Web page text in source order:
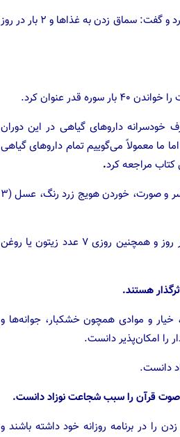
رنج می‌برند را به خوردن انار و برجستگی‌های درون آن توصیف کرد و گفت: سماق زدن به غذاها و ۲ بار در روز
عنوان کرد.
داروهای گیاهی در این دوران
ما معمولاً می‌گوییم تمام داروهای گیاهی
مراجعه کرد.
آقارفیعی برای تقویت قلب مادران خواندن سوره یس و صافات در ماه اول، زدن گلاب به سر و صورت، خوردن هویج زرد رنگ، عسل (۳
می‌توانند یک استکان کاسنی را ۲ بار در روز و همچنین روزی ۷ عدد زیتون یا روغن
و موادی همچون خشکبار، جوانه‌ها و
را امکان‌پذیر دانست.
باردار در ماه ۹ قدم زدن را در برنامه روزانه خود داشته باشند و